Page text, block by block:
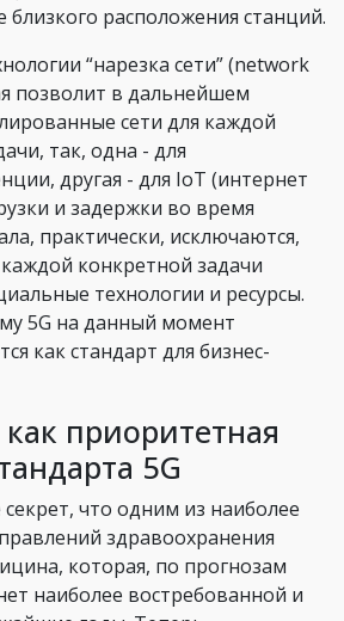
близкого расположения станций.
“нарезка сети” (network
позволит в дальнейшем
сети для каждой
так, одна - для
другая - для IoT (интернет
и задержки во время
практически, исключаются,
конкретной задачи
технологии и ресурсы.
5G на данный момент
как стандарт для бизнес-
приоритетная
5G
что одним из наиболее
здравоохранения
которая, по прогнозам
наиболее востребованной и